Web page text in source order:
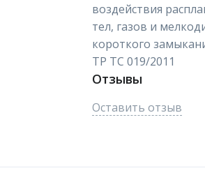
воздействия
тел, газов и
короткого
ТР ТС 019/2011
Отзывы
Оставить отзыв